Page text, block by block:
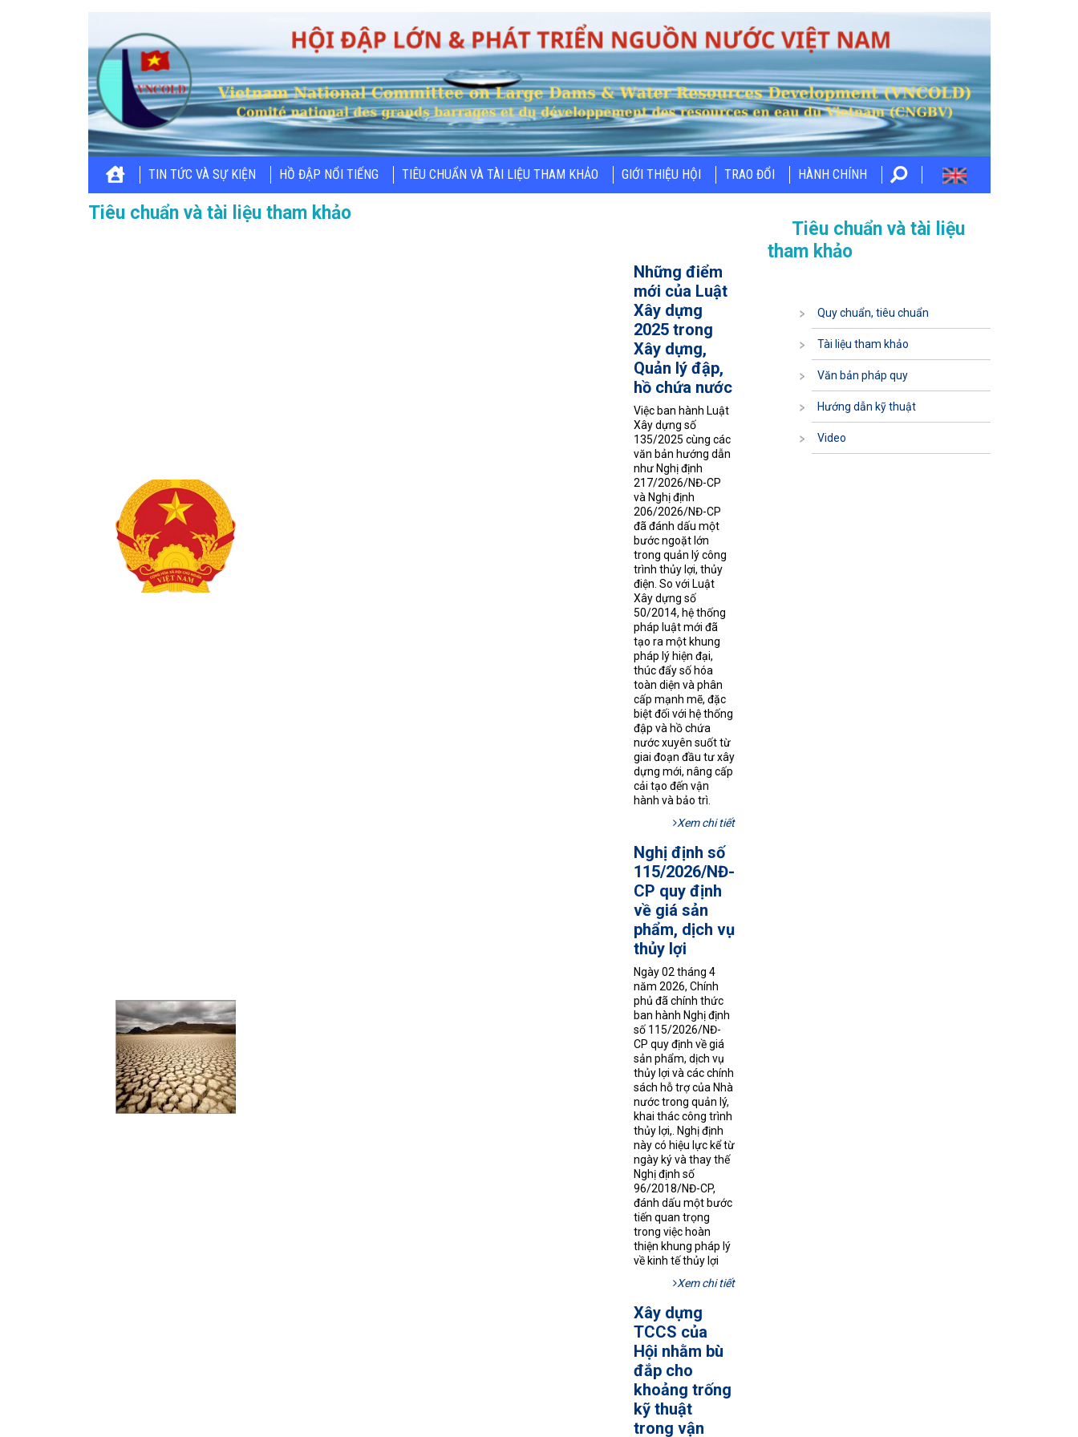
TIN TỨC VÀ SỰ KIỆN HỒ ĐẬP NỔI TIẾNG TIÊU CHUẨN VÀ TÀI LIỆU THAM KHẢO GIỚI THIỆU HỘI TRAO ĐỔI HÀNH CHÍNH
Tiêu chuẩn và tài liệu tham khảo
Những điểm
mới của Luật
Xây dựng
2025 trong
Xây dựng,
Quản lý đập,
hồ chứa nước
Việc ban hành Luật
Xây dựng số
135/2025 cùng các
văn bản hướng dẫn
như Nghị định
217/2026/NĐ-CP
và Nghị định
206/2026/NĐ-CP
đã đánh dấu một
bước ngoặt lớn
trong quản lý công
trình thủy lợi, thủy
điện. So với Luật
Xây dựng số
50/2014, hệ thống
pháp luật mới đã
tạo ra một khung
pháp lý hiện đại,
thúc đẩy số hóa
toàn diện và phân
cấp mạnh mẽ, đặc
biệt đối với hệ thống
đập và hồ chứa
nước xuyên suốt từ
giai đoạn đầu tư xây
dựng mới, nâng cấp
cải tạo đến vận
hành và bảo trì.
Xem chi tiết
Nghị định số
115/2026/NĐ-
CP quy định
về giá sản
phẩm, dịch vụ
thủy lợi
Ngày 02 tháng 4
năm 2026, Chính
phủ đã chính thức
ban hành Nghị định
số 115/2026/NĐ-
CP quy định về giá
sản phẩm, dịch vụ
thủy lợi và các chính
sách hỗ trợ của Nhà
nước trong quản lý,
khai thác công trình
thủy lợi,. Nghị định
này có hiệu lực kể từ
ngày ký và thay thế
Nghị định số
96/2018/NĐ-CP,
đánh dấu một bước
tiến quan trọng
trong việc hoàn
thiện khung pháp lý
về kinh tế thủy lợi
Xem chi tiết
Xây dựng
TCCS của
Hội nhằm bù
đắp cho
khoảng trống
kỹ thuật
trong vận
Tiêu chuẩn và tài liệu
tham khảo
Quy chuẩn, tiêu chuẩn
Tài liệu tham khảo
Văn bản pháp quy
Hướng dẫn kỹ thuật
Video